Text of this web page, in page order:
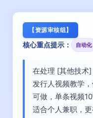
【资源审核组】
核心重点提示： 自动化
在处理 [其他技术
发行人视频教学
可做，单条视频
适合个人兼职，更